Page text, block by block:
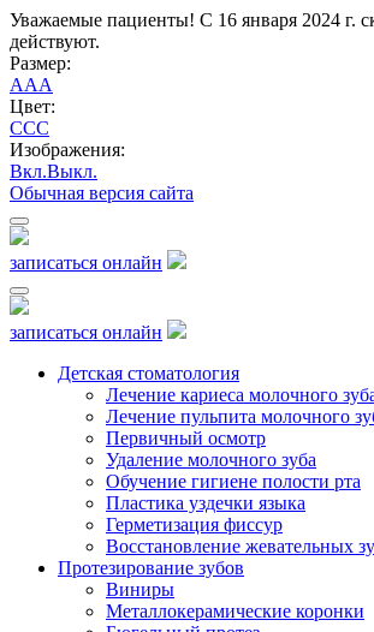
Уважаемые пациенты! С 16 января 2024 г.
действуют.
Размер:
AAA
Цвет:
CCC
Изображения:
Вкл.Выкл.
Обычная версия сайта
записаться онлайн
записаться онлайн
Детская стоматология
Лечение кариеса молочного
Лечение пульпита молочного
Первичный осмотр
Удаление молочного зуба
Обучение гигиене полости рта
Пластика уздечки языка
Герметизация фиссур
Восстановление жевательных
Протезирование зубов
Виниры
Металлокерамические коронки